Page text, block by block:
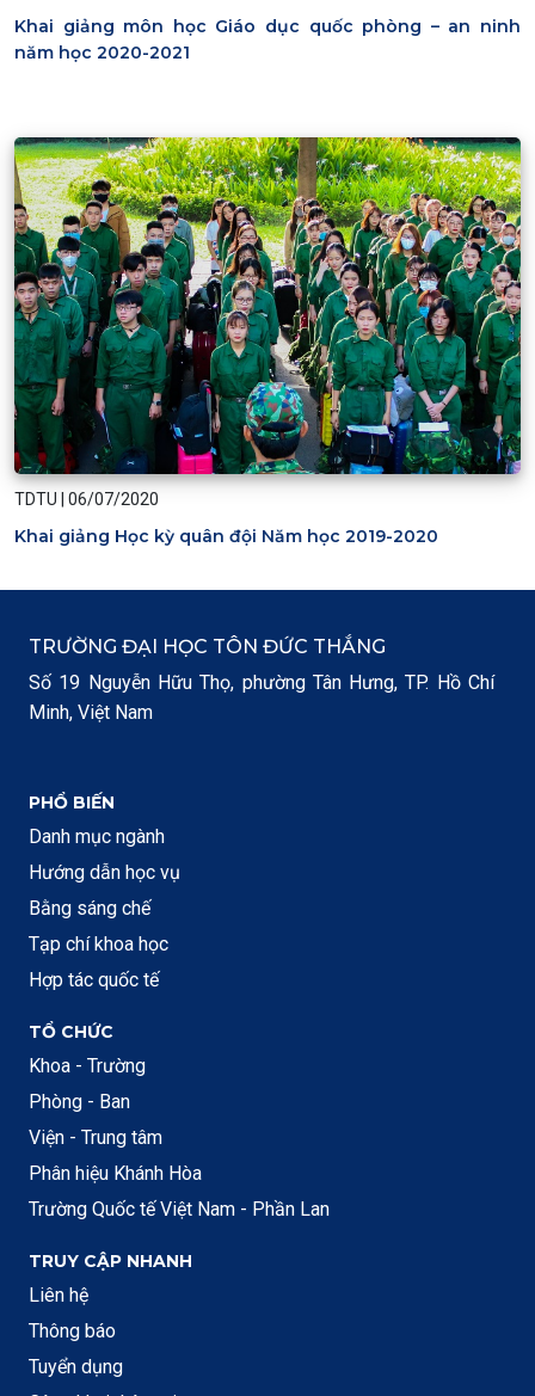
Khai giảng môn học Giáo dục quốc phòng – an ninh
năm học 2020-2021
TDTU 06/07/2020
Khai giảng Học kỳ quân đội Năm học 2019-2020
TRƯỜNG ĐẠI HỌC TÔN ĐỨC THẮNG
Số 19 Nguyễn Hữu Thọ, phường Tân Hưng, TP. Hồ Chí
Minh, Việt Nam
PHỔ BIẾN
Danh mục ngành
Hướng dẫn học vụ
Bằng sáng chế
Tạp chí khoa học
Hợp tác quốc tế
TỔ CHỨC
Khoa - Trường
Phòng - Ban
Viện - Trung tâm
Phân hiệu Khánh Hòa
Trường Quốc tế Việt Nam - Phần Lan
TRUY CẬP NHANH
Liên hệ
Thông báo
Tuyển dụng